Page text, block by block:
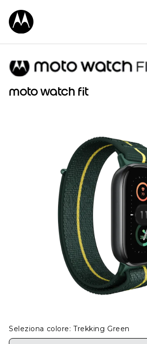
moto watch fit
Seleziona colore: Trekking Green